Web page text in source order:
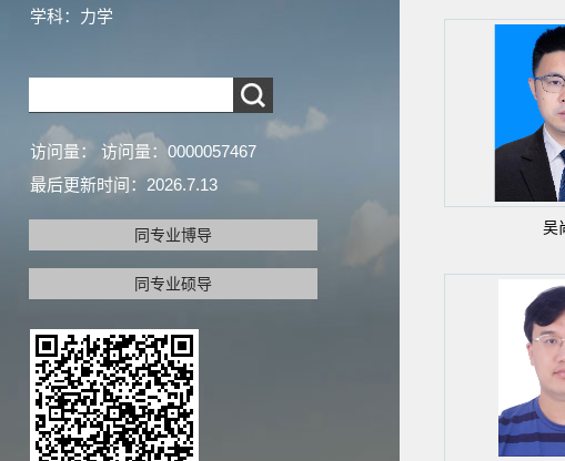
学科：力学
访问量： 访问量：0000057467
最后更新时间： 2026.7.13
同专业博导
同专业硕导
吴